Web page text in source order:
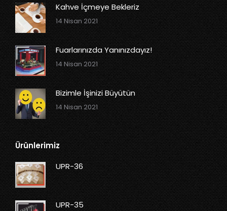
Kahve İçmeye Bekleriz
14 Nisan 2021
Fuarlarınızda Yanınızdayız!
14 Nisan 2021
Bizimle İşinizi Büyütün
14 Nisan 2021
Ürünlerimiz
UPR-36
UPR-35